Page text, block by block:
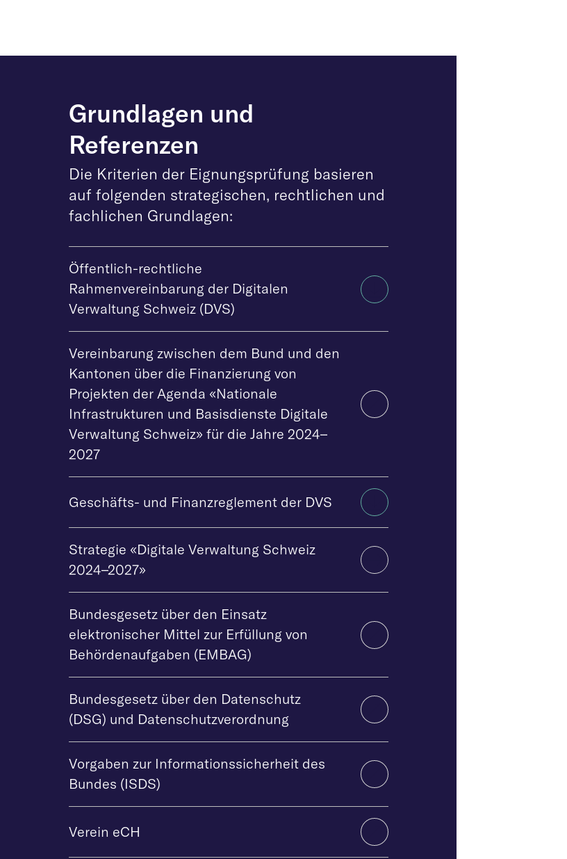
Grundlagen und
Referenzen
Die Kriterien der Eignungsprüfung basieren
auf folgenden strategischen, rechtlichen und
fachlichen Grundlagen:
Öffentlich-rechtliche
Rahmenvereinbarung der Digitalen
Verwaltung Schweiz (DVS)
Vereinbarung zwischen dem Bund und den
Kantonen über die Finanzierung von
Projekten der Agenda «Nationale
Infrastrukturen und Basisdienste Digitale
Verwaltung Schweiz» für die Jahre 2024–
2027
Geschäfts- und Finanzreglement der DVS
Strategie «Digitale Verwaltung Schweiz
2024–2027»
Bundesgesetz über den Einsatz
elektronischer Mittel zur Erfüllung von
Behördenaufgaben (EMBAG)
Bundesgesetz über den Datenschutz
(DSG) und Datenschutzverordnung
Vorgaben zur Informationssicherheit des
Bundes (ISDS)
Verein eCH